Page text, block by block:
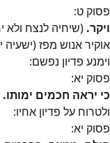
פסוק ט:
ויקר. (שיחיה לנצח ולא
אוקיר אנוש מפז
וימנע פדיון נפשם:
פסוק יא:
כי יראה חכמים ימותו.
ולטרוח על פדיון אחיו:
פסוק יא: